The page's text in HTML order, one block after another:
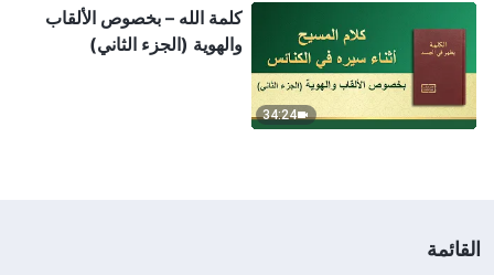
34:24
كلمة الله – بخصوص الألقاب
والهوية (الجزء الثاني)
القائمة